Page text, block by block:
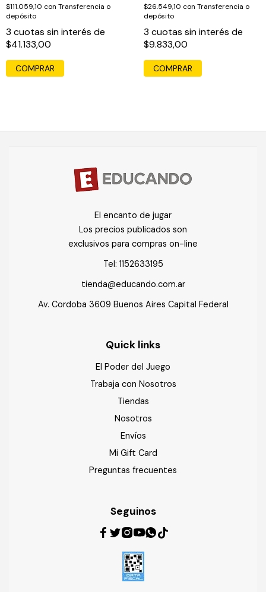
$111.059,10 con Transferencia o
depósito
3 cuotas sin interés de
$41.133,00
COMPRAR
$26.549,10 con Transferencia o
depósito
3 cuotas sin interés de
$9.833,00
El encanto de jugar
Los precios publicados son
exclusivos para compras on-line
Tel: 1152633195
tienda@educando.com.ar
Av. Cordoba 3609 Buenos Aires Capital Federal
Quick links
El Poder del Juego
Trabaja con Nosotros
Tiendas
Nosotros
Envíos
Mi Gift Card
Preguntas frecuentes
Seguinos